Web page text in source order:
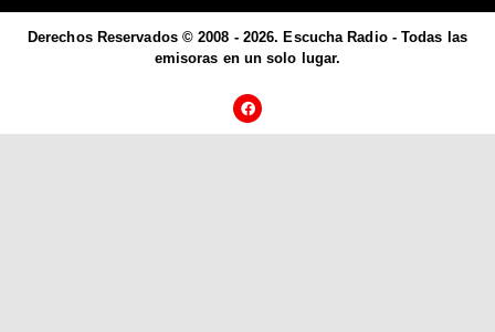
Derechos Reservados © 2008 - 2026. Escucha Radio - Todas las
emisoras en un solo lugar.